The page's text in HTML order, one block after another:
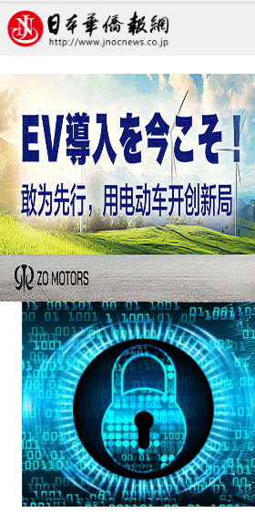
日本自卫队将为私企提供网络
乔聚 日本新闻 政治焦点
日本华侨报 2023/1/5 11:14:22